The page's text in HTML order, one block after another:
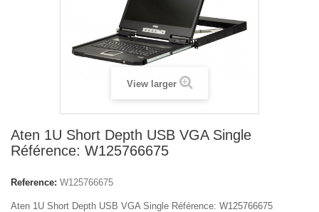
View larger
Aten 1U Short Depth USB VGA Single
Référence: W125766675
Reference: W125766675
Aten 1U Short Depth USB VGA Single Référence: W125766675